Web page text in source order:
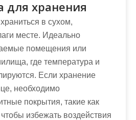
для хранения
в сухом,
месте. Идеально
помещения или
где температура и
Если хранение
необходимо
покрытия, такие как
избежать воздействия